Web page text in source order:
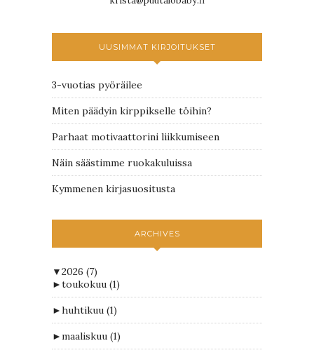
UUSIMMAT KIRJOITUKSET
3-vuotias pyöräilee
Miten päädyin kirppikselle töihin?
Parhaat motivaattorini liikkumiseen
Näin säästimme ruokakuluissa
Kymmenen kirjasuositusta
ARCHIVES
▼2026 (7)
►toukokuu (1)
►huhtikuu (1)
►maaliskuu (1)